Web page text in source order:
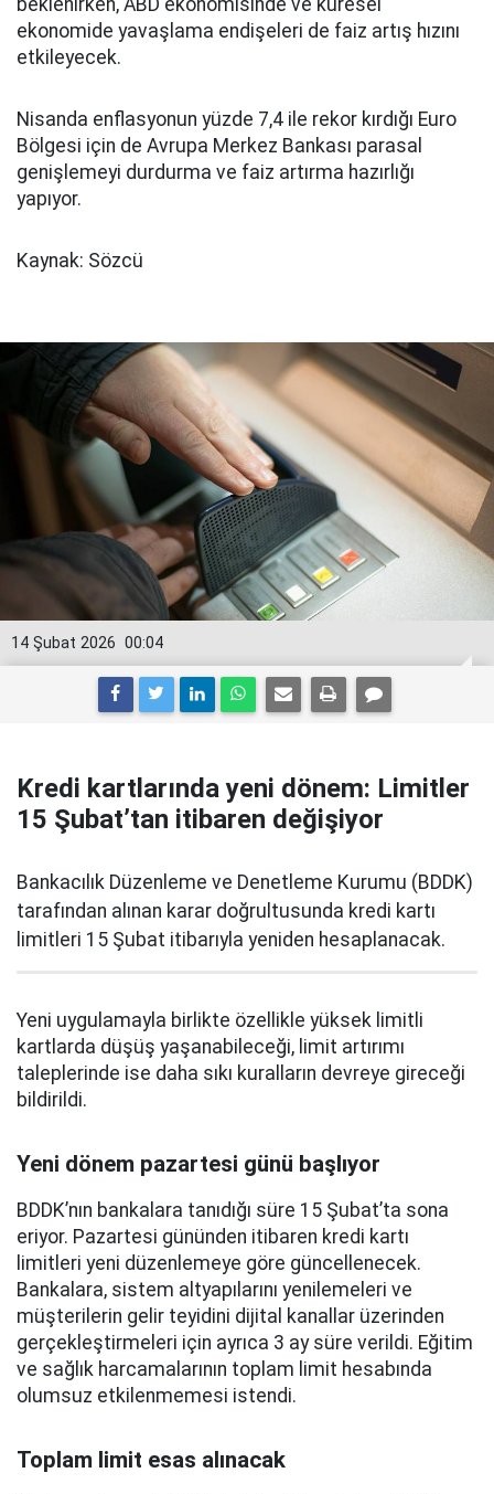
beklenirken, ABD ekonomisinde ve küresel
ekonomide yavaşlama endişeleri de faiz artış hızını
etkileyecek.
Nisanda enflasyonun yüzde 7,4 ile rekor kırdığı Euro
Bölgesi için de Avrupa Merkez Bankası parasal
genişlemeyi durdurma ve faiz artırma hazırlığı
yapıyor.
Kaynak: Sözcü
00:04
14 Şubat 2026
Kredi kartlarında yeni dönem: Limitler
15 Şubat’tan itibaren değişiyor
Bankacılık Düzenleme ve Denetleme Kurumu (BDDK)
tarafından alınan karar doğrultusunda kredi kartı
limitleri 15 Şubat itibarıyla yeniden hesaplanacak.
Yeni uygulamayla birlikte özellikle yüksek limitli
kartlarda düşüş yaşanabileceği, limit artırımı
taleplerinde ise daha sıkı kuralların devreye gireceği
bildirildi.
Yeni dönem pazartesi günü başlıyor
BDDK’nın bankalara tanıdığı süre 15 Şubat’ta sona
eriyor. Pazartesi gününden itibaren kredi kartı
limitleri yeni düzenlemeye göre güncellenecek.
Bankalara, sistem altyapılarını yenilemeleri ve
müşterilerin gelir teyidini dijital kanallar üzerinden
gerçekleştirmeleri için ayrıca 3 ay süre verildi. Eğitim
ve sağlık harcamalarının toplam limit hesabında
olumsuz etkilenmemesi istendi.
Toplam limit esas alınacak